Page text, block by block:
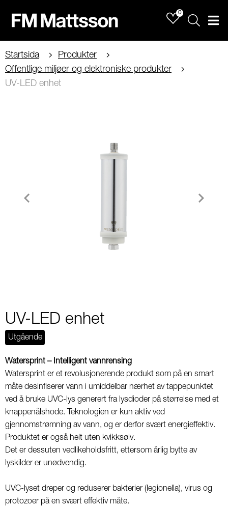
0
Sök
Startsida
Produkter
Offentlige miljøer og elektroniske produkter
UV-LED enhet
UV-LED enhet
Utgående
Watersprint – Intelligent vannrensing
Watersprint er et revolusjonerende produkt som på en smart
måte desinfiserer vann i umiddelbar nærhet av tappepunktet
ved å bruke UVC-lys generert fra lysdioder på størrelse med et
knappenålshode. Teknologien er kun aktiv ved
gjennomstrømning av vann, og er derfor svært energieffektiv.
Produktet er også helt uten kvikksølv.
Det er dessuten vedlikeholdsfritt, ettersom årlig bytte av
lyskilder er unødvendig.
UVC-lyset dreper og reduserer bakterier (legionella), virus og
protozoer på en svært effektiv måte.